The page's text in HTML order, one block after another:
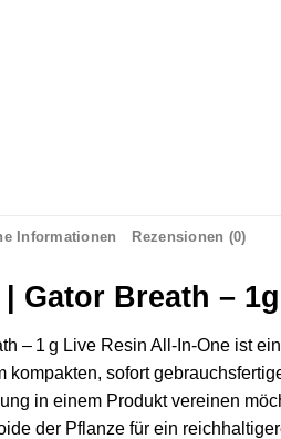
Informationen Rezensionen (0)
Gator Breath –
– 1 g Live Resin All‑In‑One ist
kompakten, sofort
in einem Produkt vereinen
der Pflanze für ein